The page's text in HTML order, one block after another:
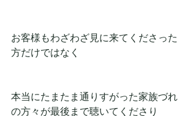
お客様もわざわざ見に来てくださった
方だけではなく
本当にたまたま通りすがった家族づれ
の方々が最後まで聴いてくださり